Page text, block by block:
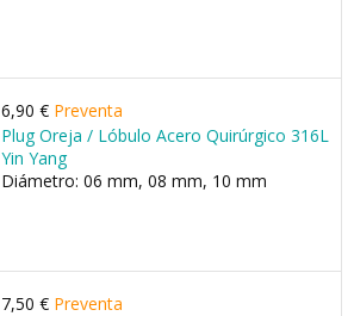
6,90 € Preventa
Plug Oreja / Lóbulo Acero Quirúrgico 316L
Yin Yang
Diámetro: 06 mm, 08 mm, 10 mm
7,50 € Preventa